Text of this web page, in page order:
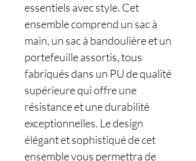
essentiels avec style. Cet
ensemble comprend un sac à
main, un sac à bandoulière et un
portefeuille assortis, tous
fabriqués dans un PU de qualité
supérieure qui offre une
résistance et une durabilité
exceptionnelles. Le design
élégant et sophistiqué de cet
ensemble vous permettra de